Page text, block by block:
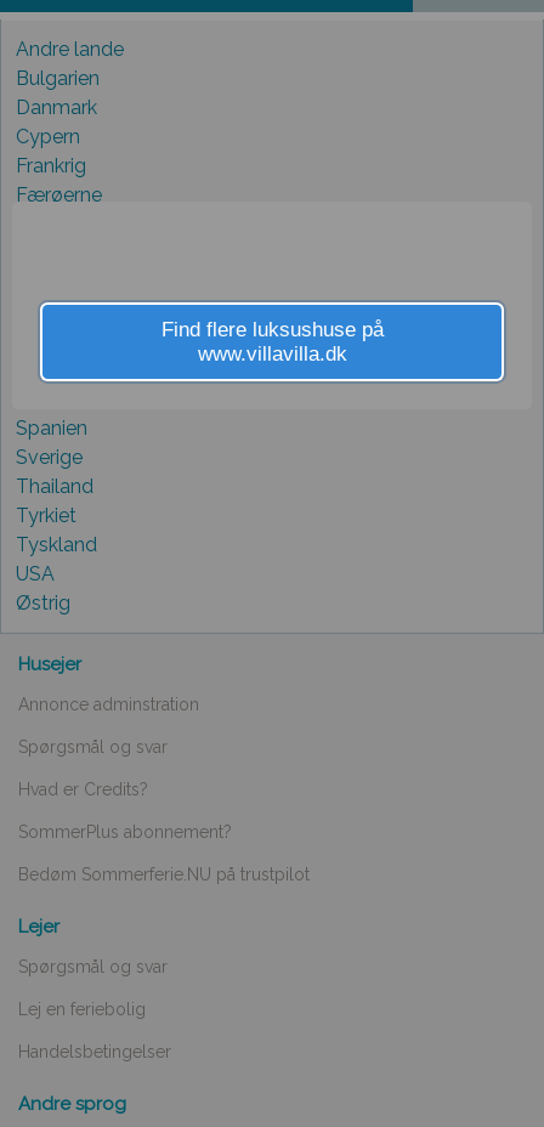
Andre lande
Bulgarien
Danmark
Cypern
Frankrig
Færøerne
Kroatien
Portugal
Spanien
Sverige
Thailand
Tyrkiet
Tyskland
USA
Østrig
Husejer
Annonce adminstration
Spørgsmål og svar
Hvad er Credits?
SommerPlus abonnement?
Bedøm Sommerferie.NU på trustpilot
Lejer
Spørgsmål og svar
Lej en feriebolig
Handelsbetingelser
Andre sprog
Find flere luksushuse på
www.villavilla.dk